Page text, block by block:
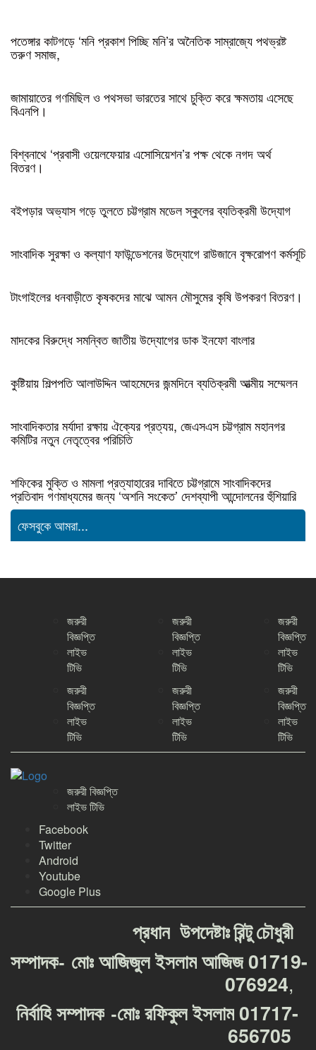
পতেঙ্গার কাটগড়ে ‘মনি প্রকাশ পিচ্ছি মনি’র অনৈতিক সাম্রাজ্যে পথভ্রষ্ট
তরুণ সমাজ,
জামায়াতের গণমিছিল ও পথসভা ভারতের সাথে চুক্তি করে ক্ষমতায় এসেছে
বিএনপি।
বিশ্বনাথে ‘প্রবাসী ওয়েলফেয়ার এসোসিয়েশন’র পক্ষ থেকে নগদ অর্থ
বিতরণ।
বইপড়ার অভ্যাস গড়ে তুলতে চট্টগ্রাম মডেল স্কুলের ব্যতিক্রমী উদ্যোগ
সাংবাদিক সুরক্ষা ও কল্যাণ ফাউন্ডেশনের উদ্যোগে রাউজানে বৃক্ষরোপণ কর্মসূচি
টাংগাইলের ধনবাড়ীতে কৃষকদের মাঝে আমন মৌসুমের কৃষি উপকরণ বিতরণ।
মাদকের বিরুদ্ধে সমন্বিত জাতীয় উদ্যোগের ডাক ইনফো বাংলার
কুষ্টিয়ায় শিল্পপতি আলাউদ্দিন আহমেদের জন্মদিনে ব্যতিক্রমী আত্মীয় সম্মেলন
সাংবাদিকতার মর্যাদা রক্ষায় ঐক্যের প্রত্যয়, জেএসএস চট্টগ্রাম মহানগর
কমিটির নতুন নেতৃত্বের পরিচিতি
শফিকের মুক্তি ও মামলা প্রত্যাহারের দাবিতে চট্টগ্রামে সাংবাদিকদের
প্রতিবাদ গণমাধ্যমের জন্য ‘অশনি সংকেত’ দেশব্যাপী আন্দোলনের হুঁশিয়ারি
ফেসবুকে আমরা...
জরুরী
বিজ্ঞপ্তি
লাইভ
টিভি
জরুরী
বিজ্ঞপ্তি
লাইভ
টিভি
জরুরী
বিজ্ঞপ্তি
লাইভ
টিভি
জরুরী
বিজ্ঞপ্তি
লাইভ
টিভি
জরুরী
বিজ্ঞপ্তি
লাইভ
টিভি
জরুরী
বিজ্ঞপ্তি
লাইভ
টিভি
জরুরী বিজ্ঞপ্তি
লাইভ টিভি
Facebook
Twitter
Android
Youtube
Google Plus
প্রধান উপদেষ্টাঃরিন্টু চৌধুরী
সম্পাদক- মোঃ আজিজুল ইসলাম আজিজ 01719-
076924,
নির্বাহি সম্পাদক -মোঃ রফিকুল ইসলাম 01717-
656705